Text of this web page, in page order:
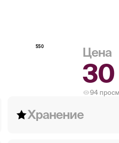
550 Цена
94
Хранение